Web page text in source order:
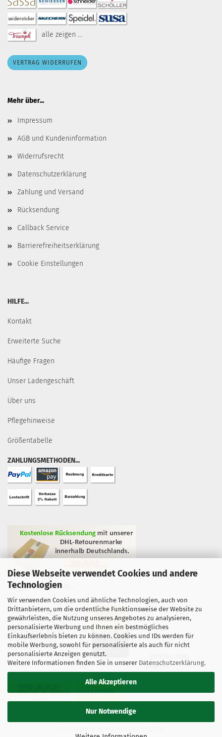
Diese Webseite verwendet Cookies und andere
Technologien
Wir verwenden Cookies und ähnliche Technologien, auch von
Drittanbietern, um die ordentliche Funktionsweise der Website zu
gewährleisten, die Nutzung unseres Angebotes zu analysieren,
personalisierte Werbung und Ihnen ein bestmögliches
Einkaufserlebnis bieten zu können. Cookies und IDs werden für
mobile Werbung, sowohl für personalisierte als auch für nicht
personalisierte Anzeigen genutzt.
Weitere Informationen finden Sie in unserer Datenschutzerklärung.
Alle Akzeptieren
Nur Notwendige
alle zeigen ...
VERTRAG WIDERRUFEN
Mehr über...
Impressum
AGB und Kundeninformation
Widerrufsrecht
Datenschutzerklärung
Zahlung und Versand
Rücksendung
Callback Service
Barrierefreiheitserklärung
Cookie Einstellungen
HILFE...
Kontakt
Erweiterte Suche
Häufige Fragen
Unser Ladengeschäft
Über uns
Pflegehinweise
Größentabelle
ZAHLUNGSMETHODEN...
GEPRÜFTE QUALITÄT...
DURCH...